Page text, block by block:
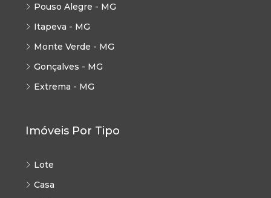
Pouso Alegre - MG
Itapeva - MG
Monte Verde - MG
Gonçalves - MG
Extrema - MG
Imóveis Por Tipo
Lote
Casa